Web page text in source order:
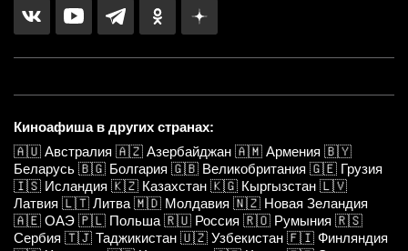
Киноафиша в других странах:
🇦🇺 Австралия 🇦🇿 Азербайджан 🇦🇲 Армения 🇧🇾
Беларусь 🇧🇬 Болгария 🇬🇧 Великобритания 🇬🇪 Грузия
🇮🇸 Исландия 🇰🇿 Казахстан 🇰🇬 Кыргызстан 🇱🇻
Латвия 🇱🇹 Литва 🇲🇩 Молдавия 🇳🇿 Новая Зеландия
🇦🇪 ОАЭ 🇵🇱 Польша 🇷🇺 Россия 🇷🇴 Румыния 🇷🇸
Сербия 🇹🇯 Таджикистан 🇺🇿 Узбекистан 🇫🇮 Финляндия